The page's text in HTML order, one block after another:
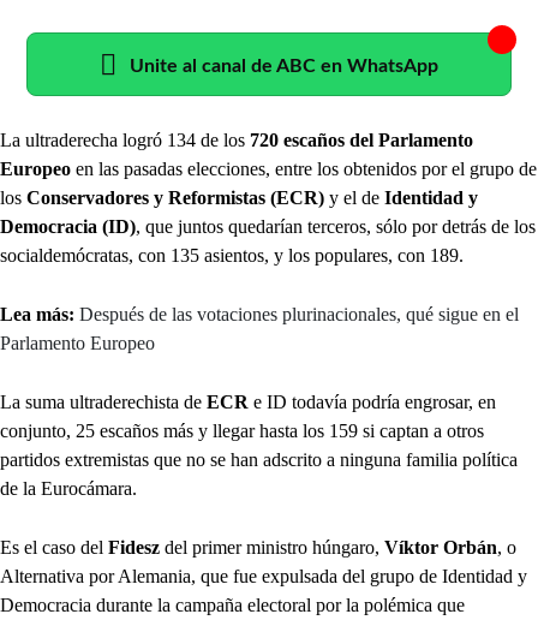
Unite al canal de ABC en WhatsApp
La ultraderecha logró 134 de los 720 escaños del Parlamento
Europeo en las pasadas elecciones, entre los obtenidos por el grupo de
los Conservadores y Reformistas (ECR) y el de Identidad y
Democracia (ID), que juntos quedarían terceros, sólo por detrás de los
socialdemócratas, con 135 asientos, y los populares, con 189.
Lea más: Después de las votaciones plurinacionales, qué sigue en el
Parlamento Europeo
La suma ultraderechista de ECR e ID todavía podría engrosar, en
conjunto, 25 escaños más y llegar hasta los 159 si captan a otros
partidos extremistas que no se han adscrito a ninguna familia política
de la Eurocámara.
Es el caso del Fidesz del primer ministro húngaro, Víktor Orbán, o
Alternativa por Alemania, que fue expulsada del grupo de Identidad y
Democracia durante la campaña electoral por la polémica que